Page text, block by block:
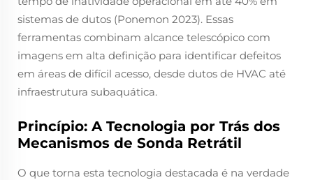
sistemas de dutos (Ponemon 2023). Essas
ferramentas combinam alcance telescópico com
imagens em alta definição para identificar defeitos
em áreas de difícil acesso, desde dutos de HVAC até
infraestrutura subaquática.
Princípio: A Tecnologia por Trás dos
Mecanismos de Sonda Retrátil
O que torna esta tecnologia destacada é na verdade